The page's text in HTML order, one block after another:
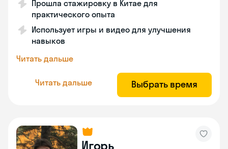
Прошла стажировку в Китае для
практического опыта
Использует игры и видео для улучшения
навыков
Читать дальше
Читать дальше Выбрать время
Игорь